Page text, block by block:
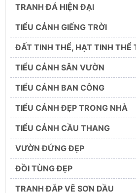
TRANH ĐÁ HIỆN ĐẠI
TIỂU CẢNH GIẾNG TRỜI
ĐẤT TINH THỂ, HẠT TINH THỂ
TIỂU CẢNH SÂN VƯỜN
TIỂU CẢNH BAN CÔNG
TIỂU CẢNH ĐẸP TRONG NHÀ
TIỂU CẢNH CẦU THANG
VƯỜN ĐỨNG ĐẸP
ĐỒI TÙNG ĐẸP
TRANH ĐẮP VẼ SƠN DẦU